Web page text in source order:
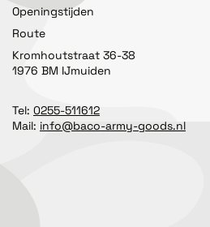
Openingstijden
Route
Kromhoutstraat 36-38
1976 BM IJmuiden
Tel: 0255-511612
Mail: info@baco-army-goods.nl